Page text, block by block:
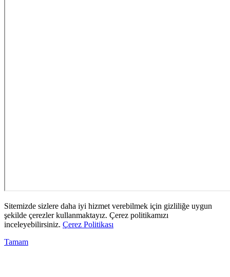
Sitemizde sizlere daha iyi hizmet verebilmek için gizliliğe uygun
şekilde çerezler kullanmaktayız. Çerez politikamızı
inceleyebilirsiniz. Çerez Politikası
Tamam